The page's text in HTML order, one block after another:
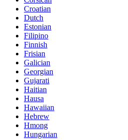
Croatian
Dutch
Estonian
Filipino
Finnish
Frisian
Galician
Georgian
Gujarati
Haitian
Hausa
Hawaiian
Hebrew
Hmong
Hungarian